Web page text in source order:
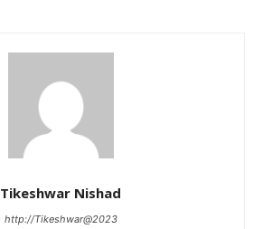
Tikeshwar Nishad
http://Tikeshwar@2023